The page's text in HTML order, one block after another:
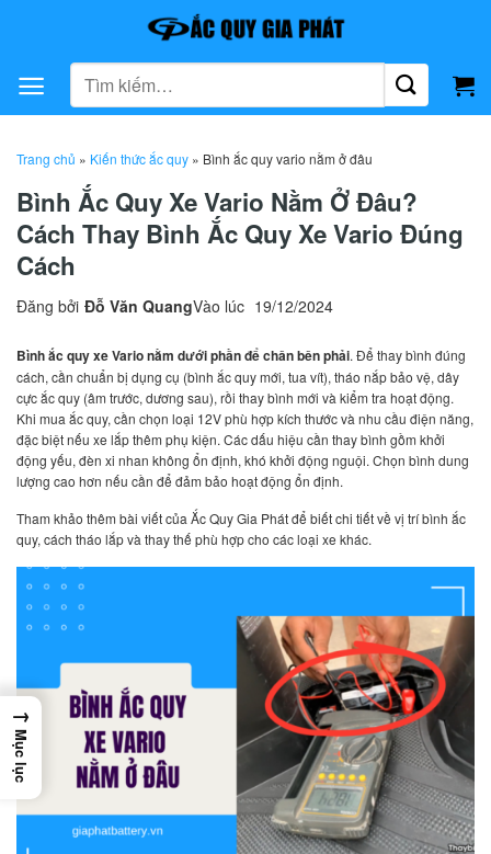
dung
Tìm
kiếm:
Trang chủ » Kiến thức ắc quy » Bình ắc quy vario nằm ở đâu
Bình Ắc Quy Xe Vario Nằm Ở Đâu?
Cách Thay Bình Ắc Quy Xe Vario Đúng
Cách
Đăng bởi Đỗ Văn QuangVào lúc 19/12/2024
Bình ắc quy xe Vario nằm dưới phần để chân bên phải. Để thay bình đúng
cách, cần chuẩn bị dụng cụ (bình ắc quy mới, tua vít), tháo nắp bảo vệ, dây
cực ắc quy (âm trước, dương sau), rồi thay bình mới và kiểm tra hoạt động.
Khi mua ắc quy, cần chọn loại 12V phù hợp kích thước và nhu cầu điện năng,
đặc biệt nếu xe lắp thêm phụ kiện. Các dấu hiệu cần thay bình gồm khởi
động yếu, đèn xi nhan không ổn định, khó khởi động nguội. Chọn bình dung
lượng cao hơn nếu cần để đảm bảo hoạt động ổn định.
Tham khảo thêm bài viết của Ắc Quy Gia Phát để biết chi tiết về vị trí bình ắc
quy, cách tháo lắp và thay thế phù hợp cho các loại xe khác.
→
Mục lục